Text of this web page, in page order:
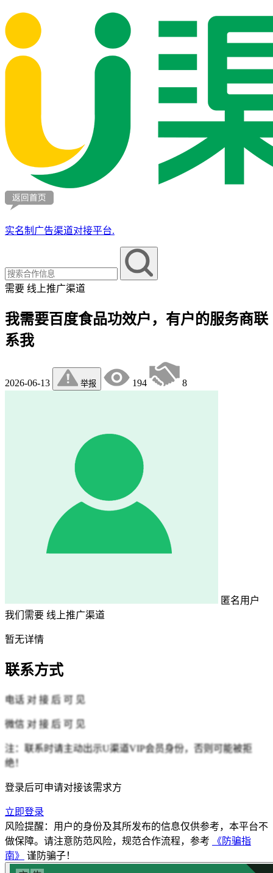
实名制广告渠道对接平台.
需要 线上推广渠道
我需要百度食品功效户，有户的服务商联
系我
2026-06-13 举报 194 8
匿名用户
我们需要 线上推广渠道
暂无详情
联系方式
电话 对 接 后 可 见
微信 对 接 后 可 见
注：联系时请主动出示U渠道VIP会员身份，否则可能被拒
绝！
登录后可申请对接该需求方
立即登录
风险提醒：用户的身份及其所发布的信息仅供参考，本平台不
做保障。请注意防范风险，规范合作流程，参考
《防骗指
南》
谨防骗子！